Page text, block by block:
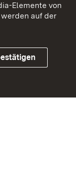
Elemente von
auf der